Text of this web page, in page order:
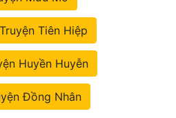
Truyện Tiên Hiệp
Huyền Huyễn
Đồng Nhân